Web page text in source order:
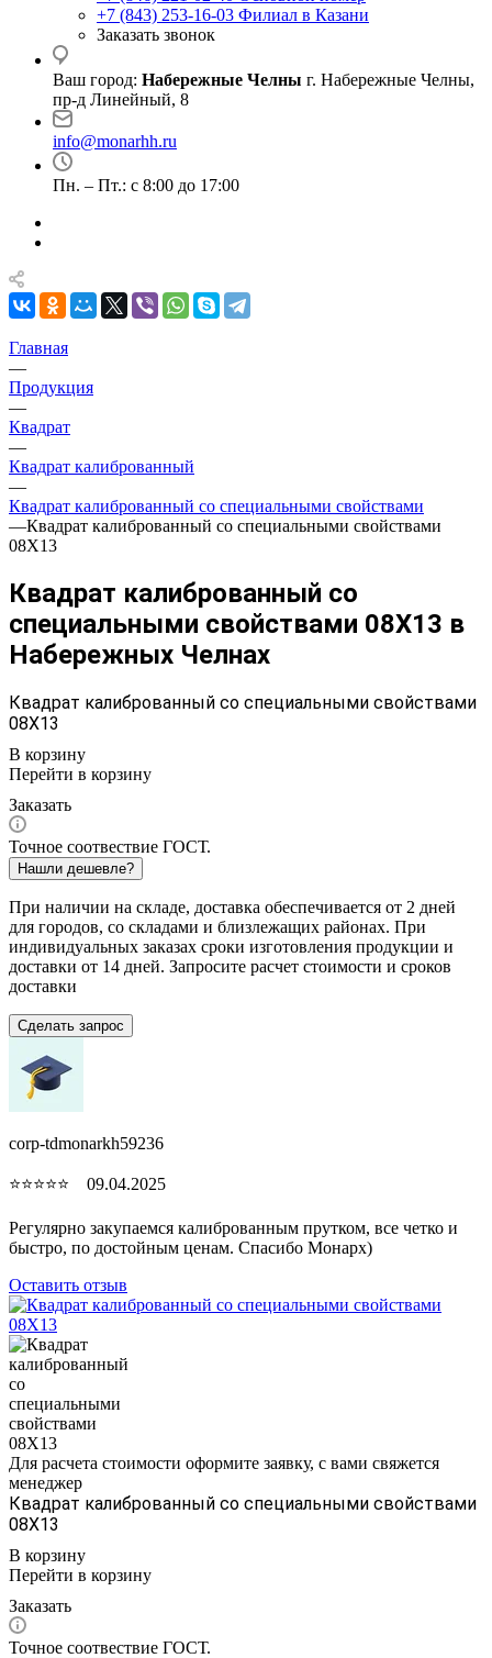
+7 (843) 253-16-03 Филиал в Казани
Заказать звонок
Ваш город: Набережные Челны г. Набережные Челны,
пр-д Линейный, 8
info@monarhh.ru
Пн. – Пт.: с 8:00 до 17:00
Главная
—
Продукция
—
Квадрат
—
Квадрат калиброванный
—
Квадрат калиброванный со специальными свойствами
—Квадрат калиброванный со специальными свойствами
08Х13
Квадрат калиброванный со
специальными свойствами 08Х13 в
Набережных Челнах
Квадрат калиброванный со специальными свойствами
08Х13
В корзину
Перейти в корзину
Заказать
Точное соотвествие ГОСТ.
Нашли дешевле?
При наличии на складе, доставка обеспечивается от 2 дней
для городов, со складами и близлежащих районах. При
индивидуальных заказах сроки изготовления продукции и
доставки от 14 дней. Запросите расчет стоимости и сроков
доставки
Сделать запрос
corp-tdmonarkh59236
⭐⭐⭐⭐⭐ 09.04.2025
Регулярно закупаемся калиброванным прутком, все четко и
быстро, по достойным ценам. Спасибо Монарх)
Оставить отзыв
Для расчета стоимости оформите заявку, с вами свяжется
менеджер
Квадрат калиброванный со специальными свойствами
08Х13
В корзину
Перейти в корзину
Заказать
Точное соотвествие ГОСТ.